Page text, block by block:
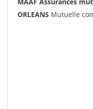
ORLEANS Mutuelle